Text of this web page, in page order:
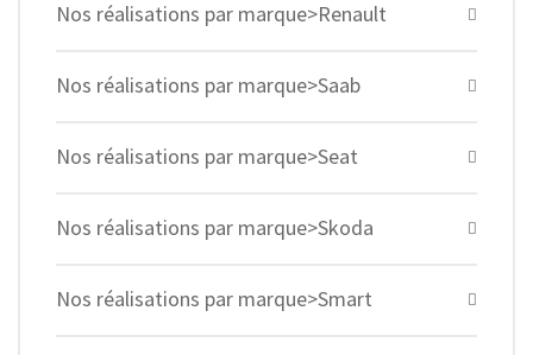
Nos réalisations par marque>Renault
Nos réalisations par marque>Saab
Nos réalisations par marque>Seat
Nos réalisations par marque>Skoda
Nos réalisations par marque>Smart